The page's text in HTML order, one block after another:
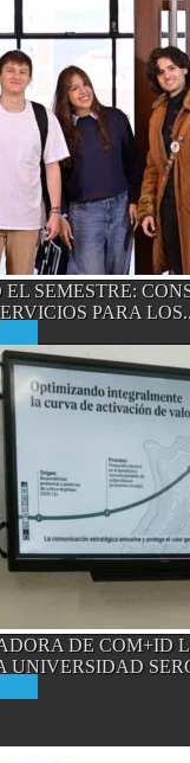
SEMESTRE:
PARA
DE COM+ID
UNIVERSIDAD